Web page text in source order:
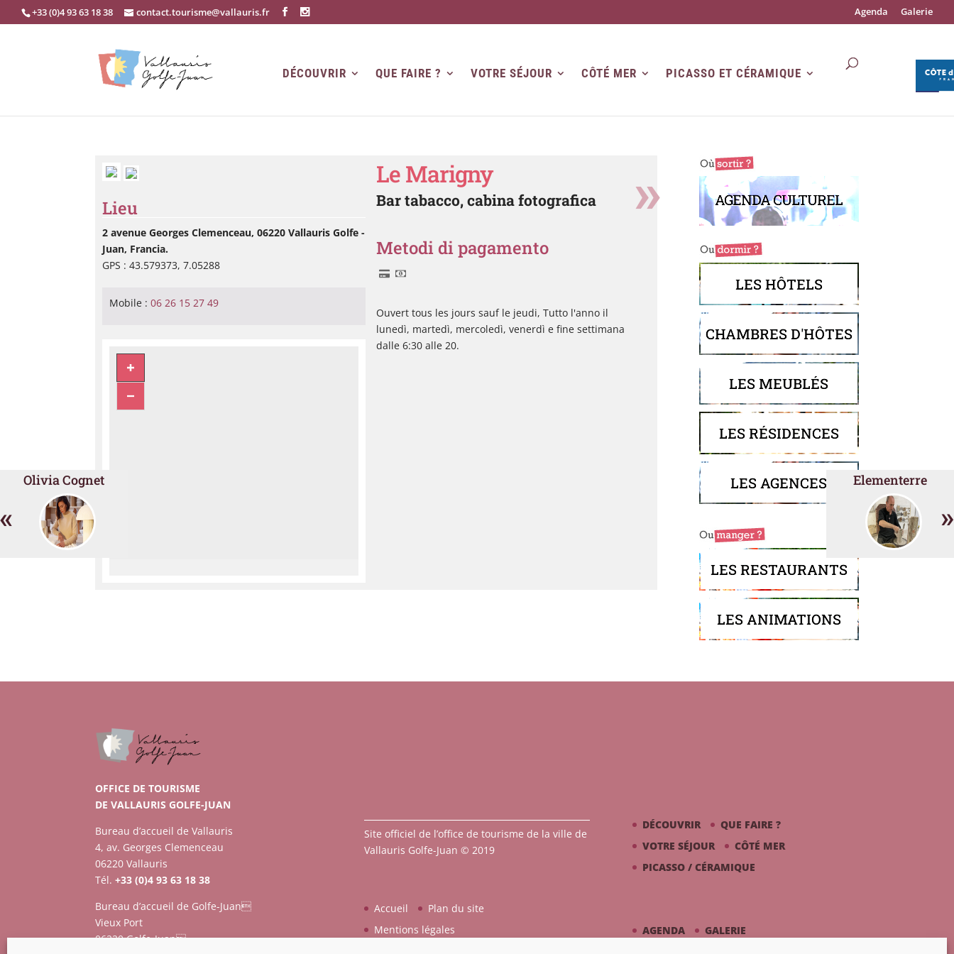
+33 (0)4 93 63 18 38 contact.tourisme@vallauris.fr Agenda Galerie
DÉCOUVRIR QUE FAIRE ? VOTRE SÉJOUR CÔTÉ MER PICASSO ET CÉRAMIQUE
«
Olivia Cognet
»
Elementerre
Lieu
2 avenue Georges Clemenceau, 06220 Vallauris Golfe -
Juan, Francia.
GPS : 43.579373, 7.05288
Mobile :06 26 15 27 49
Le Marigny
Bar tabacco, cabina fotografica
Metodi di pagamento
Ouvert tous les jours sauf le jeudi, Tutto l'anno il
lunedì, martedì, mercoledì, venerdì e fine settimana
dalle 6:30 alle 20.
AGENDA CULTUREL
LES HÔTELS
CHAMBRES D'HÔTES
LES MEUBLÉS
LES RÉSIDENCES
LES AGENCES
LES RESTAURANTS
LES ANIMATIONS
OFFICE DE TOURISME
DE VALLAURIS GOLFE-JUAN
Bureau d’accueil de Vallauris
4, av. Georges Clemenceau
06220 Vallauris
Tél.+33 (0)4 93 63 18 38
Bureau d’accueil de Golfe-Juan
Vieux Port
06220 Golfe-Juan
Site officiel de l’office de tourisme de la ville de
Vallauris Golfe-Juan © 2019
Accueil
Plan du site
Mentions légales
DÉCOUVRIR
QUE FAIRE ?
VOTRE SÉJOUR
CÔTÉ MER
PICASSO / CÉRAMIQUE
AGENDA GALERIE